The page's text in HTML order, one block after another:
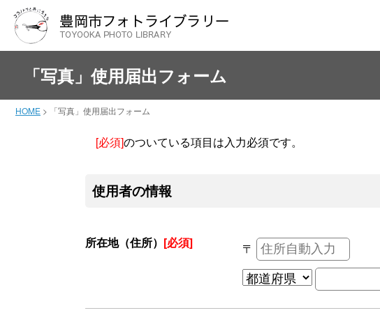
「写真」使用届出フォーム
HOME > 「写真」使用届出フォーム
[必須]のついている項目は入力必須です。
使用者の情報
所在地（住所） [必須] 〒